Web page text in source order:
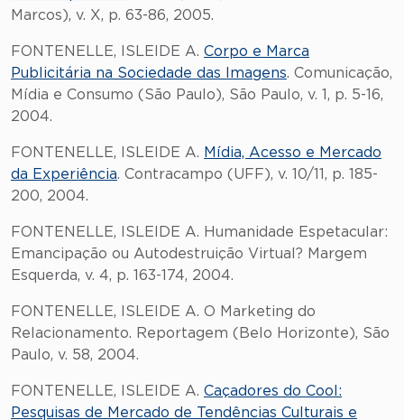
Marcos), v. X, p. 63-86, 2005.
FONTENELLE, ISLEIDE A. Corpo e Marca
Publicitária na Sociedade das Imagens. Comunicação,
Mídia e Consumo (São Paulo), São Paulo, v. 1, p. 5-16,
2004.
FONTENELLE, ISLEIDE A. Mídia, Acesso e Mercado
da Experiência. Contracampo (UFF), v. 10/11, p. 185-
200, 2004.
FONTENELLE, ISLEIDE A. Humanidade Espetacular:
Emancipação ou Autodestruição Virtual? Margem
Esquerda, v. 4, p. 163-174, 2004.
FONTENELLE, ISLEIDE A. O Marketing do
Relacionamento. Reportagem (Belo Horizonte), São
Paulo, v. 58, 2004.
FONTENELLE, ISLEIDE A. Caçadores do Cool:
Pesquisas de Mercado de Tendências Culturais e